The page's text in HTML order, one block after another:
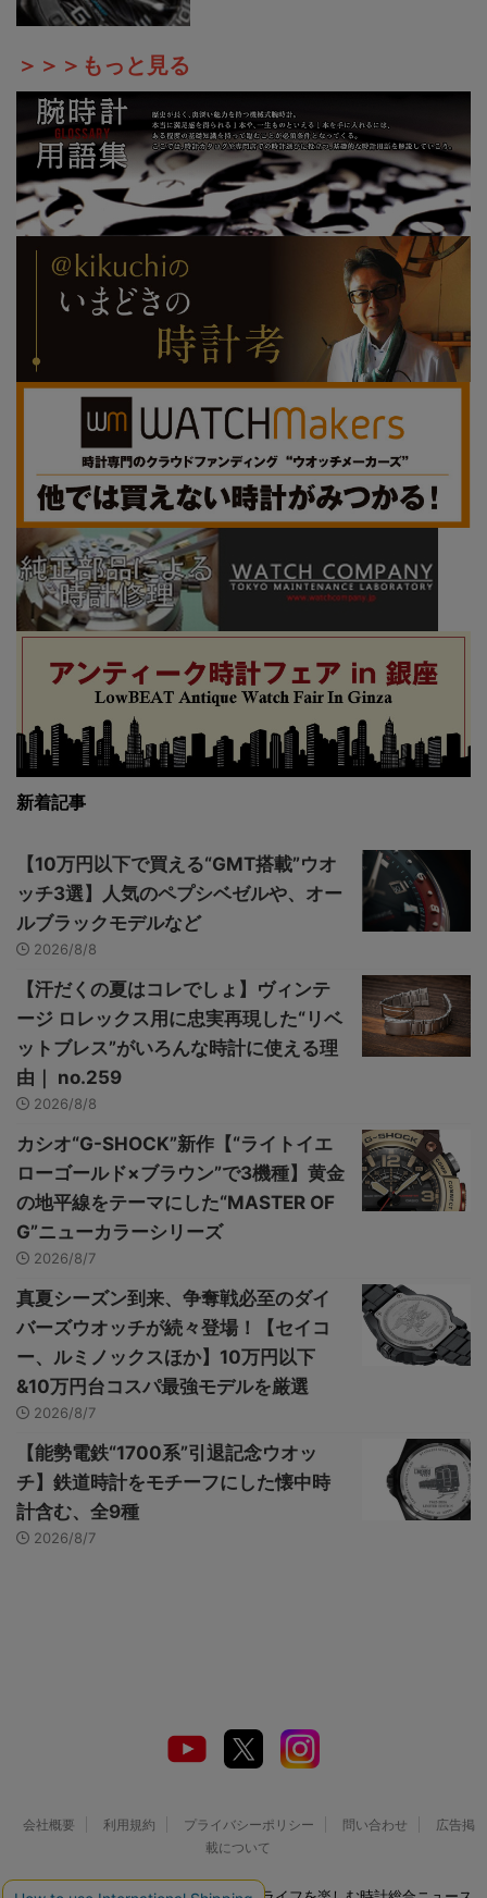
＞＞＞もっと見る
新着記事
【10万円以下で買える“GMT搭載”ウオ
ッチ3選】人気のペプシベゼルや、オー
ルブラックモデルなど
2026/8/8
【汗だくの夏はコレでしょ】ヴィンテ
ージ ロレックス用に忠実再現した“リベ
ットブレス”がいろんな時計に使える理
由｜ no.259
2026/8/8
カシオ“G-SHOCK”新作【“ライトイエ
ローゴールド×ブラウン”で3機種】黄金
の地平線をテーマにした“MASTER OF
G”ニューカラーシリーズ
2026/8/7
真夏シーズン到来、争奪戦必至のダイ
バーズウオッチが続々登場！【セイコ
ー、ルミノックスほか】10万円以下
&10万円台コスパ最強モデルを厳選
2026/8/7
【能勢電鉄“1700系”引退記念ウオッ
チ】鉄道時計をモチーフにした懐中時
計含む、全9種
2026/8/7
会社概要 利用規約 プライバシーポリシー 問い合わせ
広告掲
載について